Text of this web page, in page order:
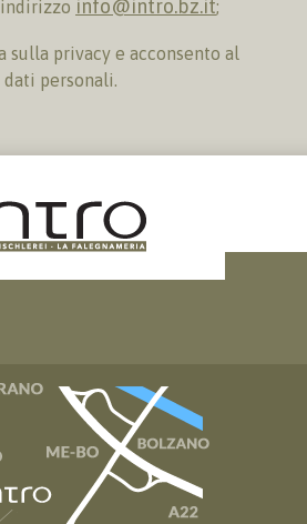
info@intro.bz.it;
sulla privacy e acconsento al
personali.